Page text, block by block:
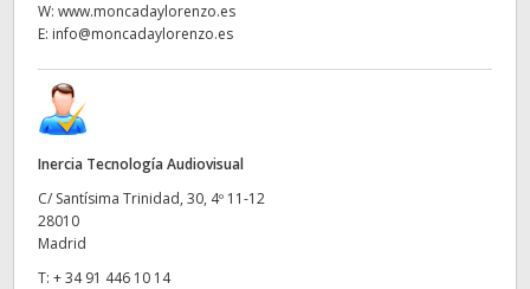
W: www.moncadaylorenzo.es
E: info@moncadaylorenzo.es
Inercia Tecnología Audiovisual
C/ Santísima Trinidad, 30, 4º 11-12
28010
Madrid
T: + 34 91 446 10 14